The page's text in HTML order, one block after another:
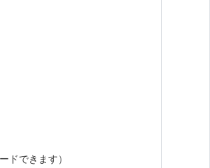
ドできます）